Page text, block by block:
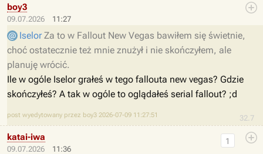
09.07.2026 11:27
32.7
boy3
Iselor Za to w Fallout New Vegas bawiłem się świetnie,
choć ostatecznie też mnie znużył i nie skończyłem, ale
planuję wrócić.
Ile w ogóle Iselor grałeś w tego fallouta new vegas? Gdzie
skończyłeś? A tak w ogóle to oglądałeś serial fallout? ;d
post wyedytowany przez boy3 2026-07-09 11:27:51
09.07.2026 11:36
1
katai-iwa